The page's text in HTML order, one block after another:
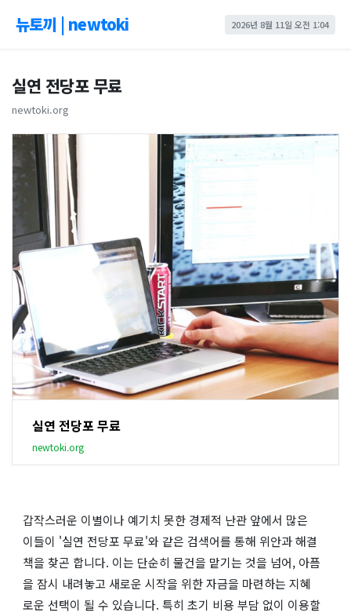
뉴토끼 | newtoki 2026년 8월 11일 오전 1:04
실연 전당포 무료
newtoki.org
실연 전당포 무료
newtoki.org
갑작스러운 이별이나 예기치 못한 경제적 난관 앞에서 많은
이들이 '실연 전당포 무료'와 같은 검색어를 통해 위안과 해결
책을 찾곤 합니다. 이는 단순히 물건을 맡기는 것을 넘어, 아픔
을 잠시 내려놓고 새로운 시작을 위한 자금을 마련하는 지혜
로운 선택이 될 수 있습니다. 특히 초기 비용 부담 없이 이용할